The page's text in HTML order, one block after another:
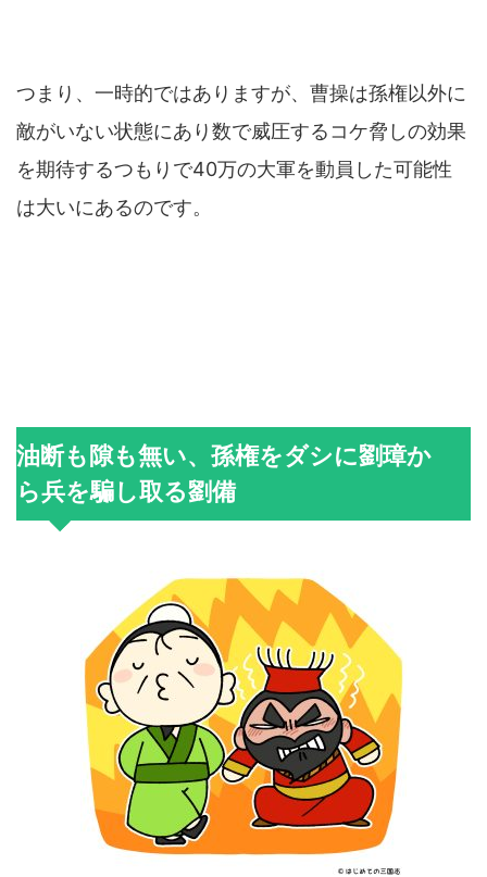
つまり、一時的ではありますが、曹操は孫権以外に
敵がいない状態にあり数で威圧するコケ脅しの効果
を期待するつもりで40万の大軍を動員した可能性
は大いにあるのです。
油断も隙も無い、孫権をダシに劉璋か
ら兵を騙し取る劉備